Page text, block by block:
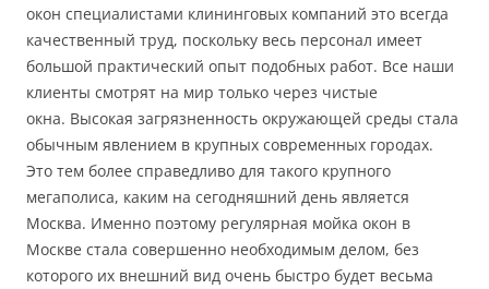
окон специалистами клининговых компаний это всегда
качественный труд, поскольку весь персонал имеет
большой практический опыт подобных работ. Все наши
клиенты смотрят на мир только через чистые
окна. Высокая загрязненность окружающей среды стала
обычным явлением в крупных современных городах.
Это тем более справедливо для такого крупного
мегаполиса, каким на сегодняшний день является
Москва. Именно поэтому регулярная мойка окон в
Москве стала совершенно необходимым делом, без
которого их внешний вид очень быстро будет весьма